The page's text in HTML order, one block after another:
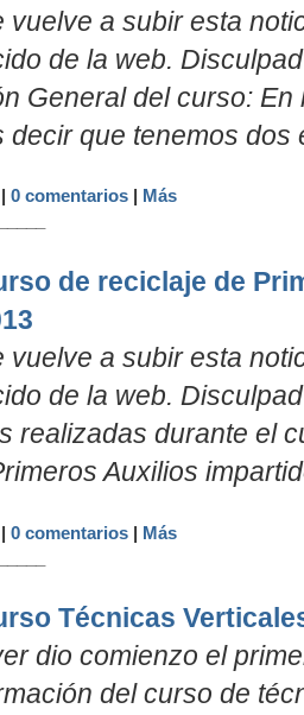
vuelve a subir esta
de la web.
General del curso: En
decir que tenemos dos
0 comentarios| Más
de reciclaje de
vuelve a subir esta
de la web.
realizadas durante el
Auxilios
0 comentarios| Más
Técnicas
dio comienzo el
del curso de